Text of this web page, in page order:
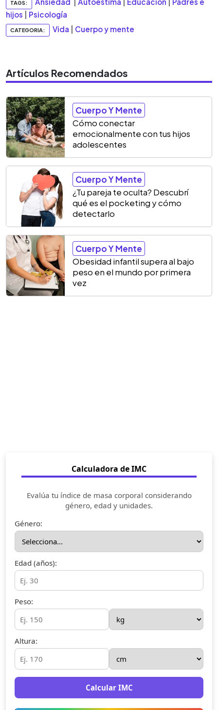
TAGS:
hijos
Psicología
CATEGORIA: Vida Cuerpo y mente
Artículos Recomendados
Cuerpo Y Mente
Cómo conectar
emocionalmente con tus hijos
adolescentes
Cuerpo Y Mente
¿Tu pareja te oculta? Descubrí
qué es el pocketing y cómo
detectarlo
Cuerpo Y Mente
Obesidad infantil supera al bajo
peso en el mundo por primera
vez
Calculadora de IMC
Evalúa tu índice de masa corporal considerando
género, edad y unidades.
Género:
Edad (años):
Peso:
Altura:
Calcular IMC